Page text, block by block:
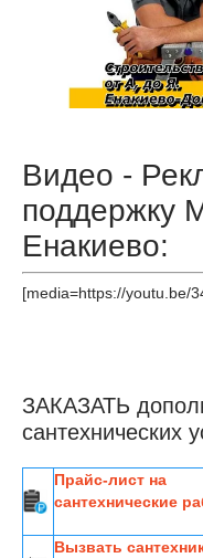
Видео -
поддержку
Енакиево:
[media=https://youtu.be/
ЗАКАЗАТЬ
сантехнических
Прайс-лист на
сантехнические
Вызвать